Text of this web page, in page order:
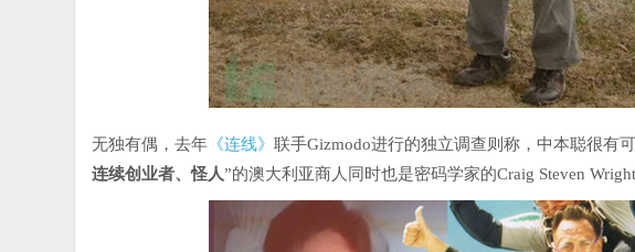
无独有偶，去年 《连线》联手Gizmodo进行的独立调查则称，中本聪很有
连续创业者、怪人”的澳大利亚商人同时也是密码学家的Craig Steven Wright